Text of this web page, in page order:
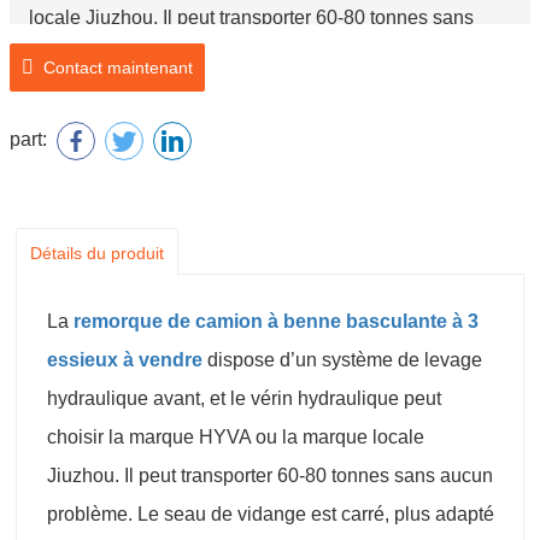
locale Jiuzhou. Il peut transporter 60-80 tonnes sans
aucun problème. Le seau de vidange est carré, plus
adapté au transport et au déchargement du sable. Le
seau basculant peut également choisir un seau en forme
Contact maintenant
part:
Détails du produit
La remorque de camion à benne basculante à 3
essieux à vendre dispose d’un système de levage
hydraulique avant, et le vérin hydraulique peut
choisir la marque HYVA ou la marque locale
Jiuzhou. Il peut transporter 60-80 tonnes sans aucun
problème. Le seau de vidange est carré, plus adapté